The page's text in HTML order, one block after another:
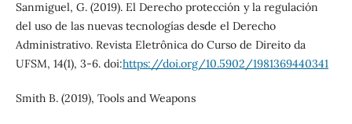
Sanmiguel, G. (2019). El Derecho protección y la regulación
del uso de las nuevas tecnologías desde el Derecho
Administrativo. Revista Eletrônica do Curso de Direito da
UFSM, 14(1), 3-6. doi:https://doi.org/10.5902/1981369440341
Smith B. (2019), Tools and Weapons